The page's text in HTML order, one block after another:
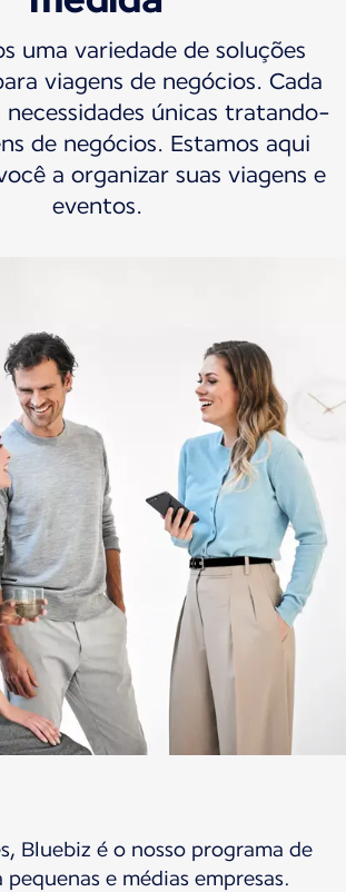
uma variedade de soluções
viagens de negócios. Cada
necessidades únicas tratando-
de negócios. Estamos aqui
a organizar suas viagens e
eventos.
Bluebiz é o nosso programa de
e médias empresas.